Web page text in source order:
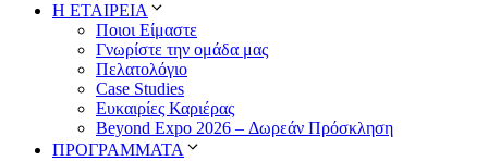
Η ΕΤΑΙΡΕΙΑ
Ποιοι Είμαστε
Γνωρίστε την ομάδα μας
Πελατολόγιο
Case Studies
Ευκαιρίες Καριέρας
Beyond Expo 2026 – Δωρεάν Πρόσκληση
ΠΡΟΓΡΑΜΜΑΤΑ